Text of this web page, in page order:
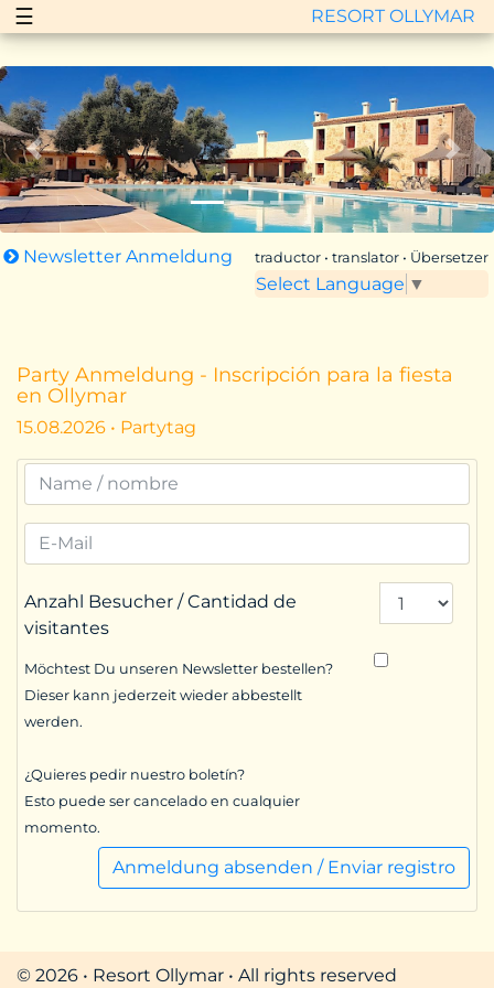
☰ RESORT OLLYMAR
Zurück Vor
Newsletter Anmeldung traductor • translator • Übersetzer
Select Language ▼
Party Anmeldung - Inscripción para la fiesta
en Ollymar
15.08.2026 • Partytag
Anzahl Besucher / Cantidad de
visitantes
Möchtest Du unseren Newsletter bestellen?
Dieser kann jederzeit wieder abbestellt
werden.
¿Quieres pedir nuestro boletín?
Esto puede ser cancelado en cualquier
momento.
Anmeldung absenden / Enviar registro
© 2026 • Resort Ollymar • All rights reserved